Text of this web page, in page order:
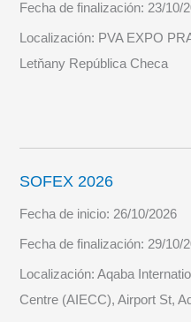
Fecha de finalización:23/10/
Localización: PVA EXPO
Letňany República Checa
SOFEX 2026
Fecha de inicio: 26/10/2026
Fecha de finalización: 29/10/
Localización:Aqaba
Centre (AIECC), Airport St,